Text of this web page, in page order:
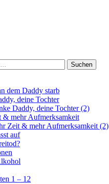
dem Daddy starb
deine Tochter
Daddy, deine Tochter (2)
& mehr Aufmerksamkeit
Zeit & mehr Aufmerksamkeit (2)
auf
1 – 12